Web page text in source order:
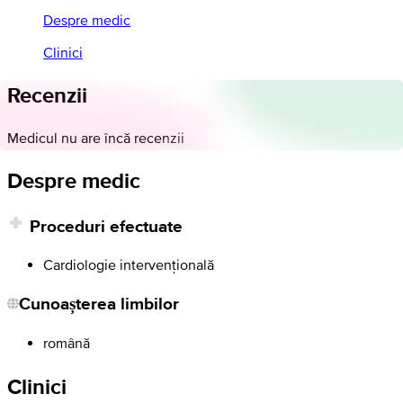
Despre medic
Clinici
Recenzii
Medicul nu are încă recenzii
Despre medic
Proceduri efectuate
Cardiologie intervențională
Cunoașterea limbilor
română
Clinici